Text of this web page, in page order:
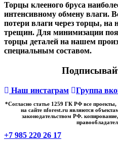
Торцы клееного бруса
интенсивному обмену влаги.
потери влаги через торцы, на
трещин. Для минимизации
торцы деталей на нашем
специальным составом.
Наш инстаграм Группа
*Cогласно статье 1259 ГК РФ все
на сайте nforest.ru являются
законодательством РФ.
+7 985 220 26 17